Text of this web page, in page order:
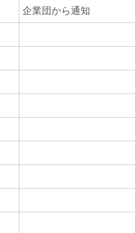
企業団から通知